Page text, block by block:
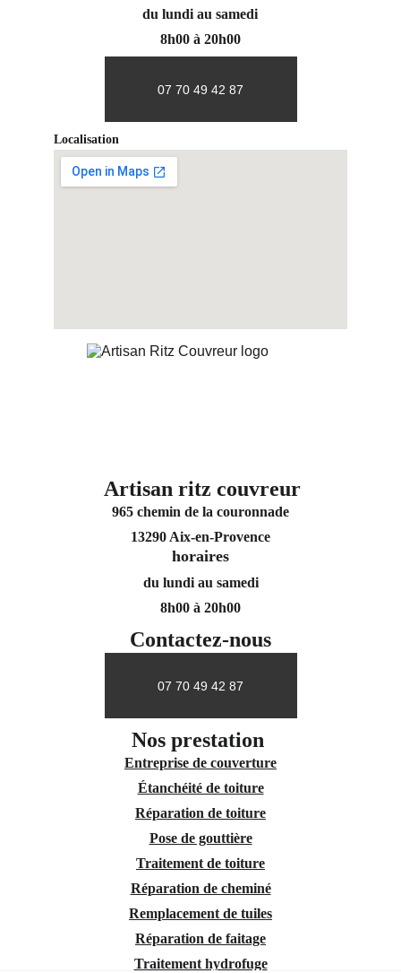
07 70 49 42 87
Localisation
du lundi au samedi
8h00 à 20h00
Contactez-nous
07 70 49 42 87
Artisan ritz couvreur
Nos prestation
Entreprise de couverture
Étanchéité de toiture
Réparation de toiture
Pose de gouttière
Traitement de toiture
Réparation de cheminé
Remplacement de tuiles
Réparation de faitage
Traitement hydrofuge
965 chemin de la couronnade
13290 Aix-en-Provence
horaires
du lundi au samedi
8h00 à 20h00